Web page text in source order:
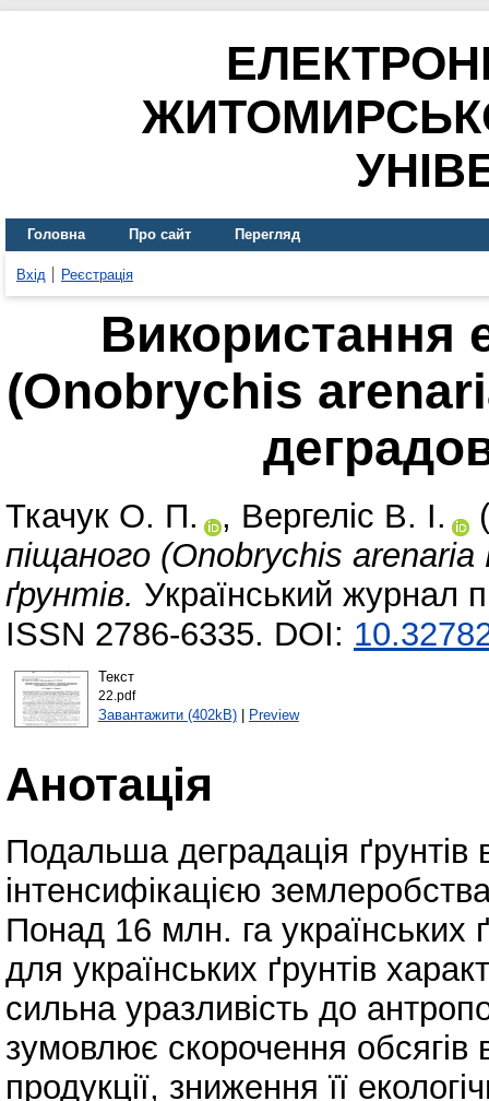
Головна Про сайт Перегляд
Вхід Реєстрація
Використання
(Onobrychis
Ткачук О. П. , Вергеліс В. І.
піщаного (Onobrychis arenaria
ґрунтів. Український журнал
ISSN 2786-6335. DOI:
Текст
22.pdf
Завантажити (402kB)| Preview
Анотація
Подальша деградація ґрунтів
інтенсифікацією
Понад 16 млн. га українських
для українських ґрунтів
сильна уразливість до
зумовлює скорочення обсягів
продукції, зниження її